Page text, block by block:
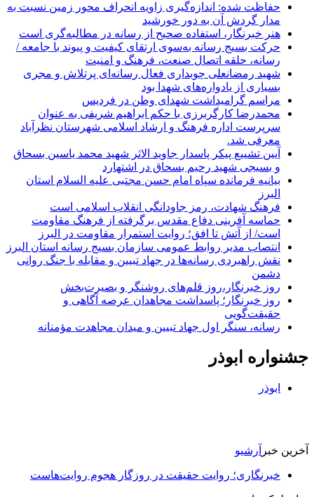
حفاظت شده: اندازه‌گیری زاویه انحراف محور زمین نسبت به
مدار گردش آن به دور خورشید
هنر خبرنگار، استفاده صحیح از رسانه در مطالبه‌گری است
حرکت بسیج رسانه به‌سوی ارتقای کیفیت و پیوند با جامعه /
رسانه، حلقه اتصال صنعت، فرهنگ و امنیت
شهید رمضانعلی چوبداری فعال رسانه‌ای پرتلاش و مجری
بسیاری از یادواره‌های شهدا بود
مراسم گرامیداشت شهدای وطن در فردیس
محمدرضا کارگربرزی با حکم ابراهیم شریفی به عنوان
سرپرست اداره فرهنگ و ارشاد اسلامی شهرستان نظرآباد
معرفی شد.
آیین تشییع پیکر پاسدار جاوید الاثر شهید محمد یاسین بسحاق
و بسیجی شهید رحیم بسحاق در اشتهارد
بیانیه فرمانده سپاه امام حسن مجتبی علیه السلام استان
البرز
فرهنگ شهادت، رمز جاودانگی انقلاب اسلامی است
حماسه آفرینی دفاع مقدس برگرفته از فرهنگ مقاومت
است/ از آتش تا افق؛ روایت استمرار مقاومت در البرز
انتصاب مدیر روابط عمومی سازمان بسیج رسانه استان البرز
نقش راهبردی رسانه‌ها در جهاد تبیین و مقابله با جنگ روانی
دشمن
روز خبرنگار،روز قلم‌های روشنگر و بصیرت‌بخش
روز خبرنگار؛ پاسداشت مجاهدان عرصه آگاهی و
حقیقت‌گویی
رسانه، سنگر اول جهاد تبیین و میدان مجاهدت مؤمنانه
جشنواره ابوذر
ابوذر
آخرین خبر آرشیو
خبرنگاری؛ روایت حقیقت در روزگار هجوم روایت‌هاست